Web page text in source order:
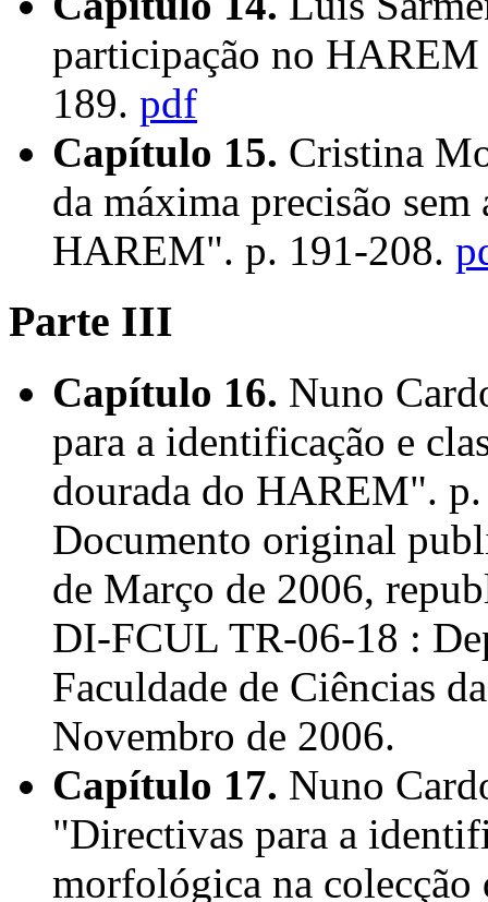
participação no
189. pdf
Capítulo 15. Cristina
da máxima precisão
HAREM". p. 191-208.
Parte III
Capítulo 16. Nuno
para a identificação e
dourada do HAREM".
Documento original
de Março de 2006,
DI-FCUL TR-06-18 :
Faculdade de Ciências
Novembro de 2006.
Capítulo 17. Nuno
"Directivas para a
morfológica na